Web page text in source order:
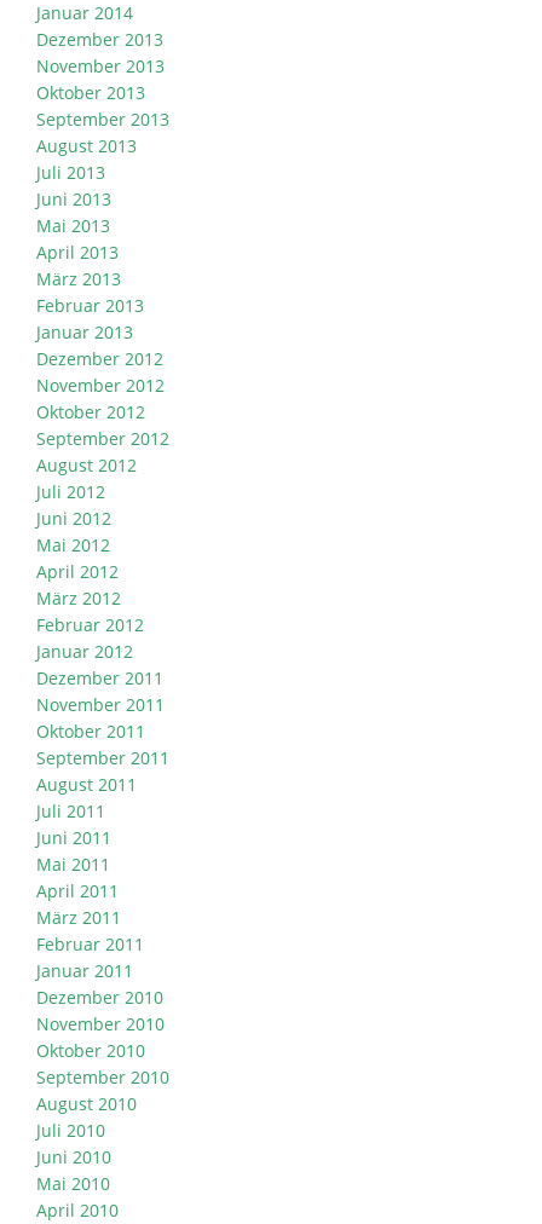
Januar 2014
Dezember 2013
November 2013
Oktober 2013
September 2013
August 2013
Juli 2013
Juni 2013
Mai 2013
April 2013
März 2013
Februar 2013
Januar 2013
Dezember 2012
November 2012
Oktober 2012
September 2012
August 2012
Juli 2012
Juni 2012
Mai 2012
April 2012
März 2012
Februar 2012
Januar 2012
Dezember 2011
November 2011
Oktober 2011
September 2011
August 2011
Juli 2011
Juni 2011
Mai 2011
April 2011
März 2011
Februar 2011
Januar 2011
Dezember 2010
November 2010
Oktober 2010
September 2010
August 2010
Juli 2010
Juni 2010
Mai 2010
April 2010